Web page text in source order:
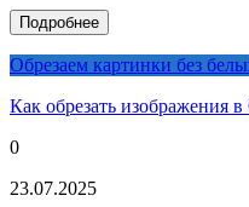
Подробнее
Обрезаем картинки без
Как обрезать изображения
0
23.07.2025